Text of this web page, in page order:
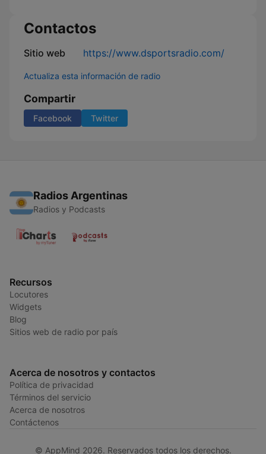
Contactos
Sitio web https://www.dsportsradio.com/
Actualiza esta información de radio
Compartir
Facebook Twitter
Radios Argentinas
Radios y Podcasts
Recursos
Locutores
Widgets
Blog
Sitios web de radio por país
Acerca de nosotros y contactos
Política de privacidad
Términos del servicio
Acerca de nosotros
Contáctenos
© AppMind 2026. Reservados todos los derechos.